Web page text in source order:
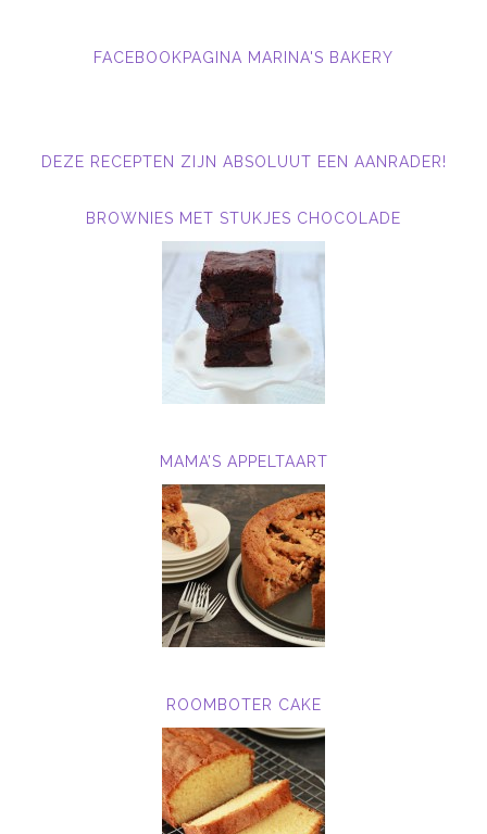
FACEBOOKPAGINA MARINA'S BAKERY
DEZE RECEPTEN ZIJN ABSOLUUT EEN AANRADER!
BROWNIES MET STUKJES CHOCOLADE
MAMA’S APPELTAART
ROOMBOTER CAKE